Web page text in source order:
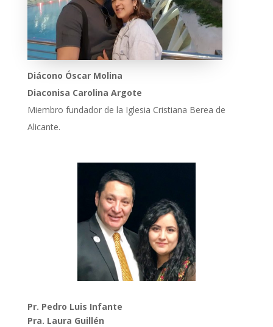
Diácono Óscar Molina
Diaconisa Carolina Argote
Miembro fundador de la Iglesia Cristiana Berea de
Alicante.
Pr. Pedro Luis Infante
Pra. Laura Guillén